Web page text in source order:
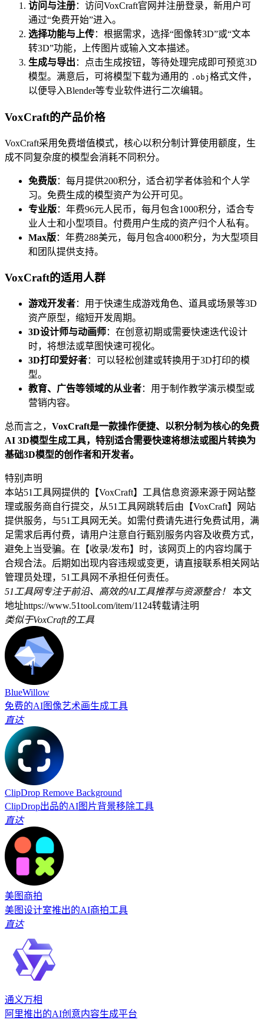
访问与注册：访问VoxCraft官网并注册登录，新用户可
通过“免费开始”进入。
选择功能与上传：根据需求，选择“图像转3D”或“文本
转3D”功能，上传图片或输入文本描述。
生成与导出 ：点击生成按钮，等待处理完成即可预览3D
模型。满意后，可将模型下载为通用的 .obj 格式文件，
以便导入Blender等专业软件进行二次编辑。
VoxCraft的产品价格
VoxCraft采用免费增值模式，核心以积分制计算使用额度，生
成不同复杂度的模型会消耗不同积分。
免费版：每月提供200积分，适合初学者体验和个人学
习。免费生成的模型资产为公开可见。
专业版：年费96元人民币，每月包含1000积分，适合专
业人士和小型项目。付费用户生成的资产归个人私有。
Max版：年费288美元，每月包含4000积分，为大型项目
和团队提供支持。
VoxCraft的适用人群
游戏开发者：用于快速生成游戏角色、道具或场景等3D
资产原型，缩短开发周期。
3D设计师与动画师：在创意初期或需要快速迭代设计
时，将想法或草图快速可视化。
3D打印爱好者：可以轻松创建或转换用于3D打印的模
型。
教育、广告等领域的从业者：用于制作教学演示模型或
营销内容。
总而言之， VoxCraft是一款操作便捷、以积分制为核心的免费
AI 3D模型生成工具，特别适合需要快速将想法或图片转换为
基础3D模型的创作者和开发者。
特别声明
本站51工具网提供的【VoxCraft】工具信息资源来源于网站整
理或服务商自行提交，从51工具网跳转后由【VoxCraft】网站
提供服务，与51工具网无关。如需付费请先进行免费试用，满
足需求后再付费，请用户注意自行甄别服务内容及收费方式，
避免上当受骗。在【收录/发布】时，该网页上的内容均属于
合规合法。后期如出现内容违规或变更，请直接联系相关网站
管理员处理，51工具网不承担任何责任。
51工具网专注于前沿、高效的AI工具推荐与资源整合！
本文
地址https://www.51tool.com/item/1124转载请注明
类似于VoxCraft的工具
BlueWillow
免费的AI图像艺术画生成工具
直达
ClipDrop Remove Background
ClipDrop出品的AI图片背景移除工具
直达
美图商拍
美图设计室推出的AI商拍工具
直达
通义万相
阿里推出的AI创意内容生成平台